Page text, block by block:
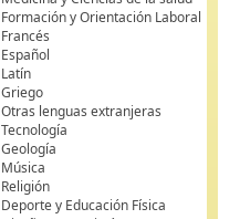
Formación y Orientación Laboral
Francés
Español
Latín
Griego
Otras lenguas extranjeras
Tecnología
Geología
Música
Religión
Deporte y Educación Física